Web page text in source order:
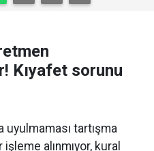
Kıyafet sorunu
uyulmaması tartışma
alınmıyor, kural